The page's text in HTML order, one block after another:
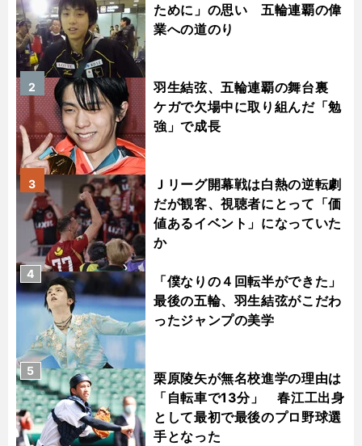
ために」の思い 五輪連覇の偉
業への道のり
羽生結弦、五輪連覇の舞台裏
ケガで欠場中に取り組んだ「勉
強」で成長
2
Ｊリーグ開幕戦は白熱の逆転劇
だが観客、視聴者にとって「価
値あるイベント」になっていた
か
3
「僕なりの４回転半ができた」
最後の五輪、羽生結弦がこだわ
ったジャンプの美学
4
栗原陵矢が無名校進学の理由は
「自転車で13分」 春江工出身
として最初で最後のプロ野球選
手となった
5